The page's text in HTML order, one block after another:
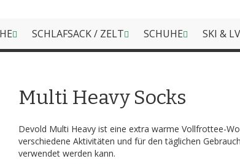
SCHLAFSACK / ZELT SCHUHE SKI &
Multi Heavy Socks
Devold Multi Heavy ist eine extra warme Vollfrottee-
verschiedene Aktivitäten und für den täglichen
verwendet werden kann.